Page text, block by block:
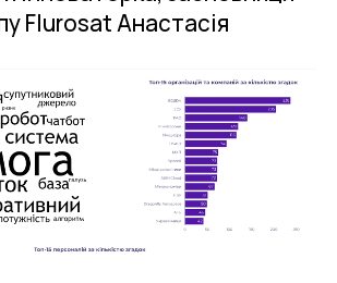
Flurosat Анастасія